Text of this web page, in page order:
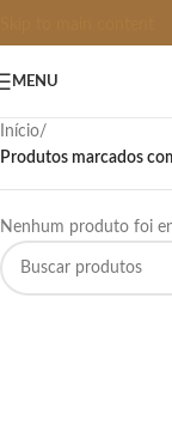
MENU
Início/
Produtos marcados
Nenhum produto foi